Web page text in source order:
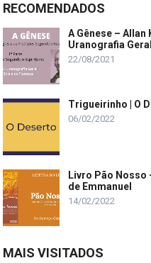
RECOMENDADOS
A Gênese – Allan
Uranografia
22/08/2021
Trigueirinho | O
06/02/2022
Livro Pão Nosso
de Emmanuel
14/02/2022
MAIS VISITADOS